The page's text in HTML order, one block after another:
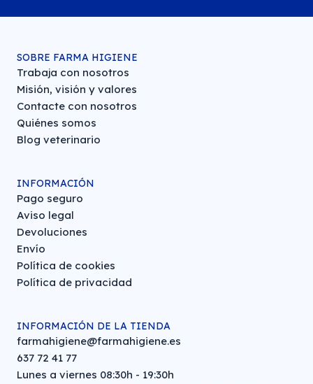
SOBRE FARMA HIGIENE
Trabaja con nosotros
Misión, visión y valores
Contacte con nosotros
Quiénes somos
Blog veterinario
INFORMACIÓN
Pago seguro
Aviso legal
Devoluciones
Envío
Política de cookies
Política de privacidad
INFORMACIÓN DE LA TIENDA
farmahigiene@farmahigiene.es
637 72 41 77
Lunes a viernes 08:30h - 19:30h